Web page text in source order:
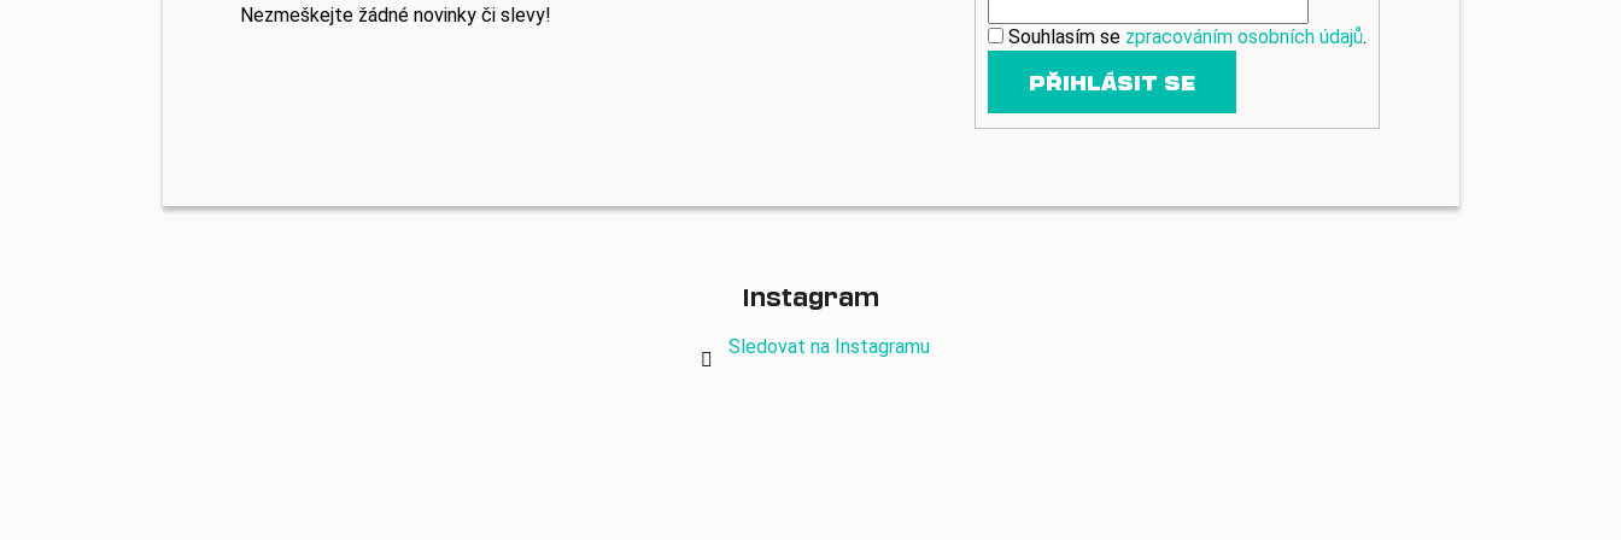
ý
s
Nezmeškejte žádné novinky či slevy!
Souhlasím se zpracováním osobních údajů.
PŘIHLÁSIT SE
Instagram
Sledovat na Instagramu